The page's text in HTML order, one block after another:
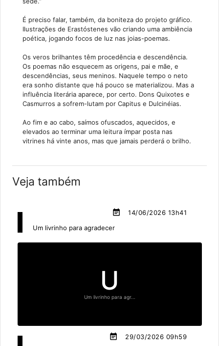
É preciso falar, também, da boniteza do projeto gráfico.
Ilustrações de Erastóstenes vão criando uma ambiência
poética, jogando focos de luz nas joias-poemas.
Os veros brilhantes têm procedência e descendência.
Os poemas não esquecem as origens, pai e mãe, e
descendências, seus meninos. Naquele tempo o neto
era sonho distante que há pouco se materializou. Mas a
influência literária aparece, por certo. Dons Quixotes e
Casmurros a sofrem-lutam por Capitus e Dulcinéias.
Ao fim e ao cabo, saímos ofuscados, aquecidos, e
elevados ao terminar uma leitura ímpar posta nas
vitrines há vinte anos, mas que jamais perderá o brilho.
Veja também
event_note
14/06/2026 13h41
Um livrinho para agradecer
U
Um livrinho para agr...
event_note 29/03/2026 09h59